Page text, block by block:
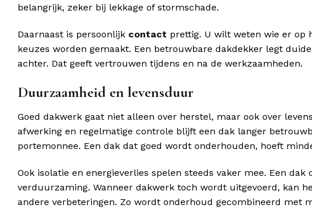
belangrijk, zeker bij lekkage of stormschade.
Daarnaast is persoonlijk contact prettig. U wilt weten wie er op
keuzes worden gemaakt. Een betrouwbare dakdekker legt
achter. Dat geeft vertrouwen tijdens en na de werkzaamheden.
Duurzaamheid en levensduur
Goed dakwerk gaat niet alleen over herstel, maar ook over
afwerking en regelmatige controle blijft een dak langer
portemonnee. Een dak dat goed wordt onderhouden, hoeft
Ook isolatie en energieverlies spelen steeds vaker mee. Een
verduurzaming. Wanneer dakwerk toch wordt uitgevoerd, kan
andere verbeteringen. Zo wordt onderhoud gecombineerd met